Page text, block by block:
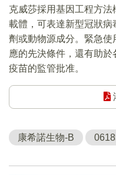
克威莎採用基因工程方
載體，可表達新型冠狀
劑或動物源成分。緊急
應的先決條件，還有助
疫苗的監管批准。
康希諾生物-B